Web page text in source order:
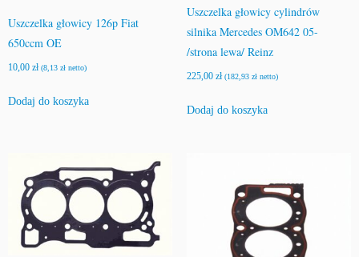
Uszczelka głowicy 126p Fiat
650ccm OE
10,00 zł (8,13 zł netto)
Dodaj do koszyka
Uszczelka głowicy cylindrów
silnika Mercedes OM642 05-
/strona lewa/ Reinz
225,00 zł (182,93 złnetto)
Dodaj do koszyka